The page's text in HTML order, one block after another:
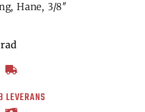
Hane, 3/8″
LEVERANS